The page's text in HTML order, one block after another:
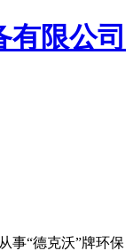
事“德克沃”牌环保